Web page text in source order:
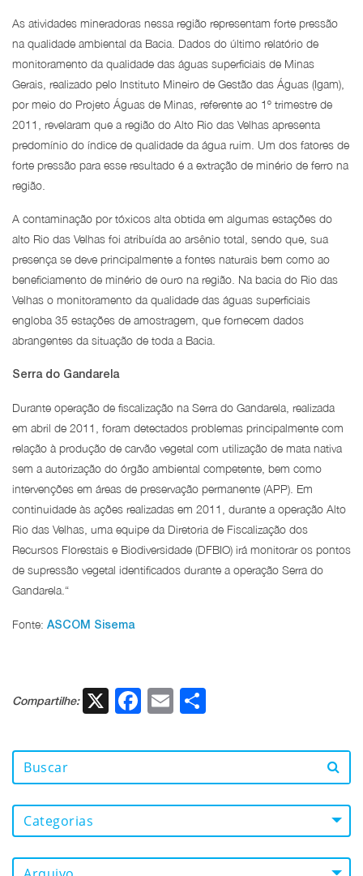
As atividades mineradoras nessa região representam forte pressão
na qualidade ambiental da Bacia. Dados do último relatório de
monitoramento da qualidade das águas superficiais de Minas
Gerais, realizado pelo Instituto Mineiro de Gestão das Águas (Igam),
por meio do Projeto Águas de Minas, referente ao 1º trimestre de
2011, revelaram que a região do Alto Rio das Velhas apresenta
predomínio do índice de qualidade da água ruim. Um dos fatores de
forte pressão para esse resultado é a extração de minério de ferro na
região.
A contaminação por tóxicos alta obtida em algumas estações do
alto Rio das Velhas foi atribuída ao arsênio total, sendo que, sua
presença se deve principalmente a fontes naturais bem como ao
beneficiamento de minério de ouro na região. Na bacia do Rio das
Velhas o monitoramento da qualidade das águas superficiais
engloba 35 estações de amostragem, que fornecem dados
abrangentes da situação de toda a Bacia.
Serra do Gandarela
Durante operação de fiscalização na Serra do Gandarela, realizada
em abril de 2011, foram detectados problemas principalmente com
relação à produção de carvão vegetal com utilização de mata nativa
sem a autorização do órgão ambiental competente, bem como
intervenções em áreas de preservação permanente (APP). Em
continuidade às ações realizadas em 2011, durante a operação Alto
Rio das Velhas, uma equipe da Diretoria de Fiscalização dos
Recursos Florestais e Biodiversidade (DFBIO) irá monitorar os pontos
de supressão vegetal identificados durante a operação Serra do
Gandarela. “
Fonte: ASCOM Sisema
Compartilhe: X Facebook
Email
Categorias